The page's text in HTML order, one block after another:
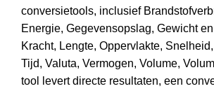
conversietools, inclusief
Energie, Gegevensopslag, Gewicht
Kracht, Lengte, Oppervlakte,
Tijd, Valuta, Vermogen, Volume,
tool levert directe resultaten, een